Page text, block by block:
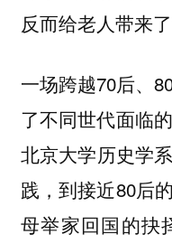
反而给老人带来了
一场跨越70后、
了不同世代面临
北京大学历史学
践，到接近80后
母举家回国的抉